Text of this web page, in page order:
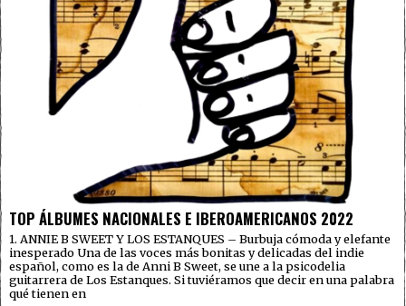
TOP ÁLBUMES NACIONALES E IBEROAMERICANOS 2022
1. ANNIE B SWEET Y LOS ESTANQUES – Burbuja cómoda y elefante
inesperado Una de las voces más bonitas y delicadas del indie
español, como es la de Anni B Sweet, se une a la psicodelia
guitarrera de Los Estanques. Si tuviéramos que decir en una palabra
qué tienen en